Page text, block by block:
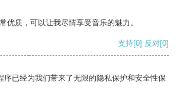
优质，可以让我尽情享受音乐的魅力。
支持[0] 反对[0]
序已经为我们带来了无限的隐私保护和安全性保